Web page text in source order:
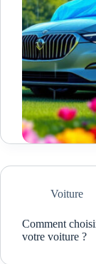
Voiture
Comment
votre voiture ?